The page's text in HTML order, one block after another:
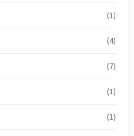
(1)
(4)
(7)
(1)
(1)